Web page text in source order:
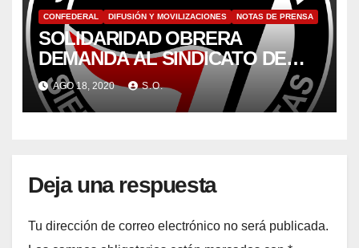
CONFEDERAL DIFUSIÓN Y MOVILIZACIONES NOTAS DE PRENSA
SOLIDARIDAD OBRERA
DEMANDA AL SINDICATO DE
VOX POR VULNERAR EL
DERECHO A LA LIBERTAD
SINDICAL:
AGO 18, 2020 S.O.
Deja una respuesta
Tu dirección de correo electrónico no será publicada.